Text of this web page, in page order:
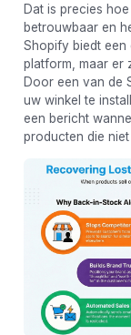
Dat is precies
betrouwbaar en
Shopify biedt een
platform, maar er
Door een van de
uw winkel te
een bericht
producten die